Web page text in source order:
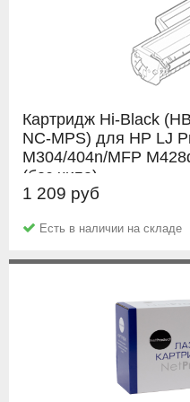
Картридж Hi-Black
NC-MPS) для HP LJ
M304/404n/MFP
(без чипа)
1 209 руб
Есть в наличии на складе